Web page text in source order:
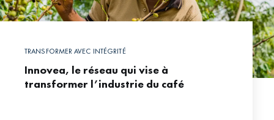
TRANSFORMER AVEC INTÉGRITÉ
Innovea, le réseau qui vise à
transformer l’industrie du café